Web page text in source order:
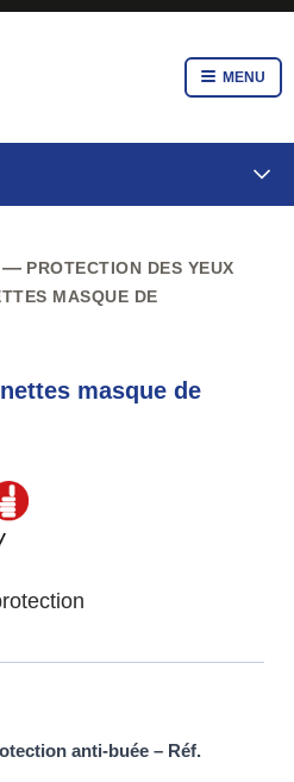
MENU
PROTECTION DES YEUX
MASQUE DE
masque de
anti-buée – Réf.